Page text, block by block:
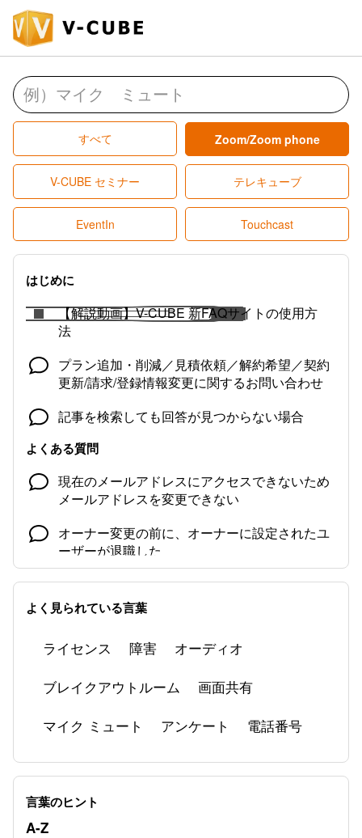
すべて Zoom/Zoom phone
V-CUBE セミナー テレキューブ
EventIn Touchcast
はじめに
【解説動画】V-CUBE 新FAQサイトの使用方
法
プラン追加・削減／見積依頼／解約希望／契約
更新/請求/登録情報変更に関するお問い合わせ
記事を検索しても回答が見つからない場合
よくある質問
現在のメールアドレスにアクセスできないため
メールアドレスを変更できない
オーナー変更の前に、オーナーに設定されたユ
ーザーが退職した
アクティベーションメール（招待メール）が届
かない
する
共有画面に黒い四角が映る
Zoom Phone 関連
シューティング
よく見られている言葉
ライセンス 障害
オーディオ
ブレイクアウトルーム
画面共有
マイク ミュート
アンケート 電話番号
言葉のヒント
A-Z